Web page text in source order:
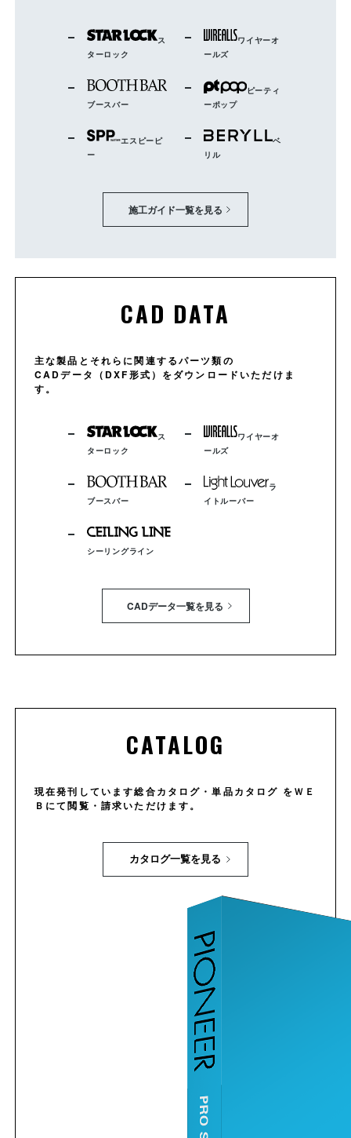
ス
ターロック
ブースバー
エスピーピ
ー
ワイヤーオ
ールズ
ピーティ
ーポップ
ベ
リル
施工ガイド一覧を見る
CAD DATA
主な製品とそれらに関連するパーツ類の
CADデータ（DXF形式）をダウンロードいただけま
す。
ス
ターロック
ブースバー
シーリングライン
ワイヤーオ
ールズ
ラ
イトルーバー
CADデータ一覧を見る
CATALOG
現在発刊しています総合カタログ・単品カタログ をＷＥ
Ｂにて閲覧・請求いただけます。
カタログ一覧を見る